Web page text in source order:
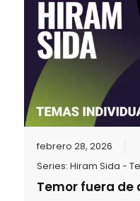
febrero 28, 2026
Series: Hiram Sida -
Temor fuera de